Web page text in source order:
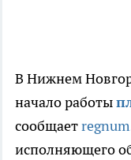
В Нижнем
начало работы
сообщает
исполняющего